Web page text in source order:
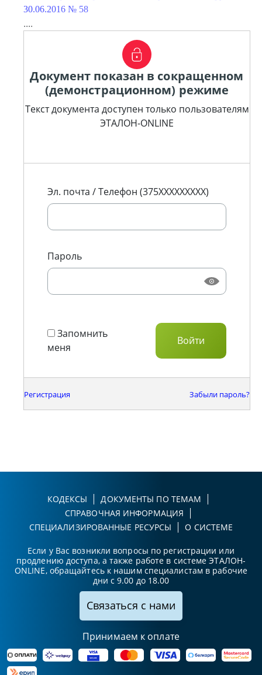
30.06.2016 № 58
....
Документ показан в сокращенном
(демонстрационном) режиме
Текст документа доступен только пользователям
ЭТАЛОН-ONLINE
Эл. почта / Телефон (375XXXXXXXXX)
Пароль
Запомнить
меня
Регистрация Забыли пароль?
КОДЕКСЫ
ДОКУМЕНТЫ ПО ТЕМАМ
СПРАВОЧНАЯ ИНФОРМАЦИЯ
СПЕЦИАЛИЗИРОВАННЫЕ РЕСУРСЫ
О СИСТЕМЕ
Если у Вас возникли вопросы по регистрации или
продлению доступа, а также работе в системе ЭТАЛОН-
ONLINE, обращайтесь к нашим специалистам в рабочие
дни с 9.00 до 18.00
Связаться с нами
Принимаем к оплате